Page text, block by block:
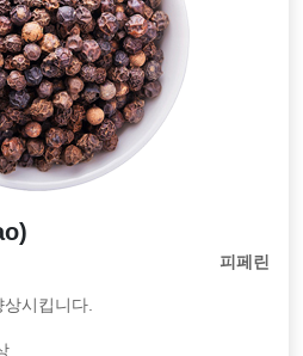
피페린
시킵니다.